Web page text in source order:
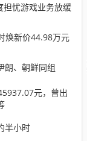
担忧游戏业务放缓
焕新价44.98万元
朗、朝鲜同组
元，曾出
半小时